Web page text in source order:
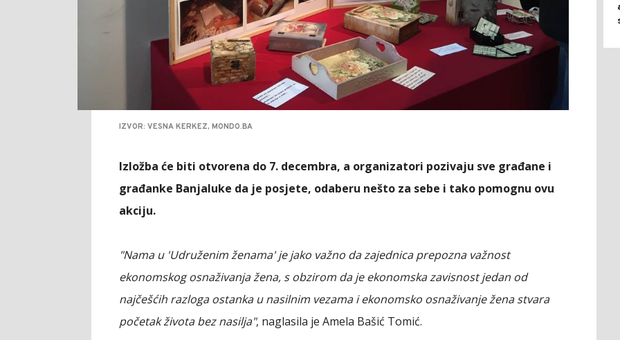
IZVOR: VESNA KERKEZ, MONDO.BA
Izložba će biti otvorena do 7. decembra, a organizatori pozivaju sve građane i
građanke Banjaluke da je posjete, odaberu nešto za sebe i tako pomognu ovu
akciju.
"Nama u 'Udruženim ženama' je jako važno da zajednica prepozna važnost
ekonomskog osnaživanja žena, s obzirom da je ekonomska zavisnost jedan od
najčešćih razloga ostanka u nasilnim vezama i ekonomsko osnaživanje žena stvara
početak života bez nasilja", naglasila je Amela Bašić Tomić.